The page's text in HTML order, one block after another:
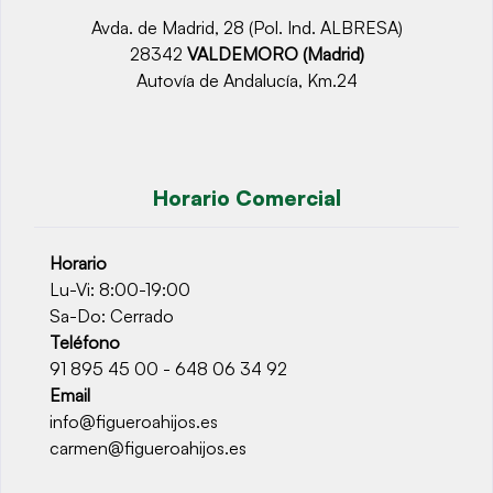
Avda. de Madrid, 28 (Pol. Ind. ALBRESA)
28342 VALDEMORO (Madrid)
Autovía de Andalucía, Km.24
Horario Comercial
Horario
Lu-Vi: 8:00-19:00
Sa-Do: Cerrado
Teléfono
91 895 45 00 - 648 06 34 92
Email
info@figueroahijos.es
carmen@figueroahijos.es